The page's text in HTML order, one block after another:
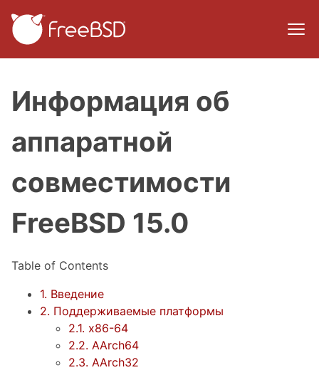
Информация об
аппаратной
совместимости
FreeBSD 15.0
Table of Contents
1. Введение
2. Поддерживаемые платформы
2.1. x86-64
2.2. AArch64
2.3. AArch32